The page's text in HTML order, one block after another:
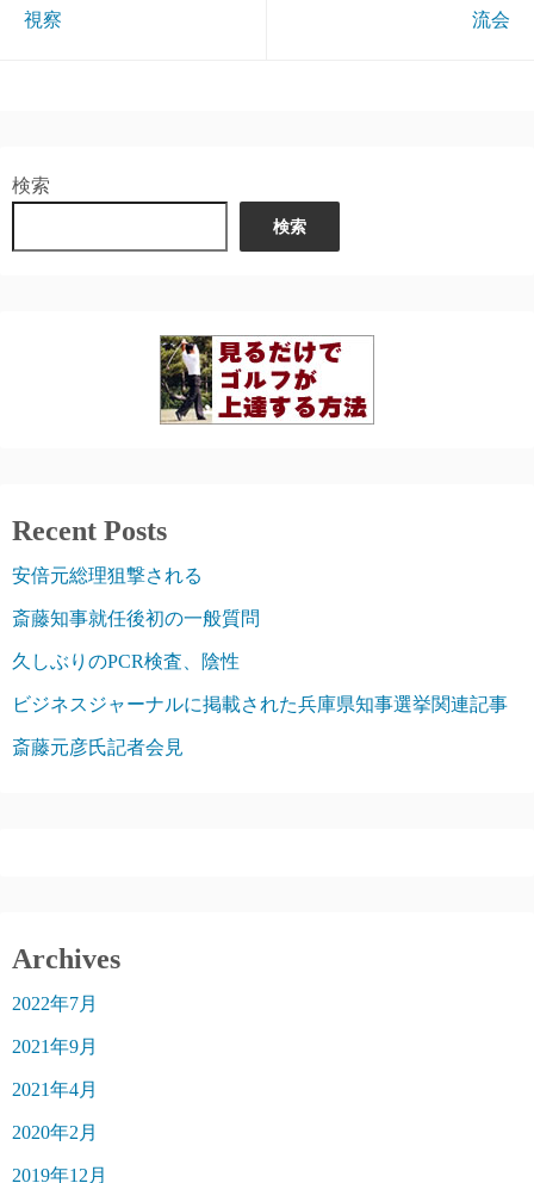
視察
流会
検索
検索
Recent Posts
安倍元総理狙撃される
斎藤知事就任後初の一般質問
久しぶりのPCR検査、陰性
ビジネスジャーナルに掲載された兵庫県知事選挙関連記事
斎藤元彦氏記者会見
Archives
2022年7月
2021年9月
2021年4月
2020年2月
2019年12月